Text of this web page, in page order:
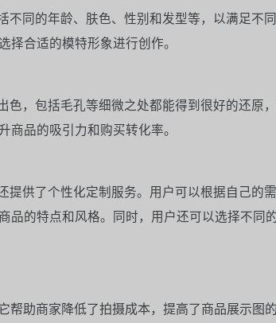
不同的年龄、肤色、性别和发型等，以满足不
合适的模特形象进行创作。
色，包括毛孔等细微之处都能得到很好的还原
品的吸引力和购买转化率。
提供了个性化定制服务。用户可以根据自己的
品的特点和风格。同时，用户还可以选择不同
助商家降低了拍摄成本，提高了商品展示图